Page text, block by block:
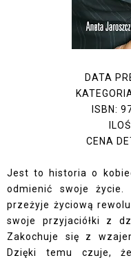
DATA
ISBN:
CENA
Jest to historia o
odmienić swoje życie.
przeżyje życiową
swoje przyjaciółki z
Zakochuje się z
Dzięki temu czuje,